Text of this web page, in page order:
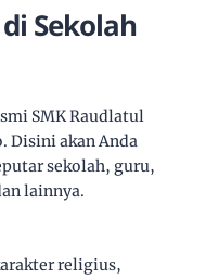
Sekolah
SMK Raudlatul
Disini akan Anda
sekolah, guru,
lainnya.
religius,